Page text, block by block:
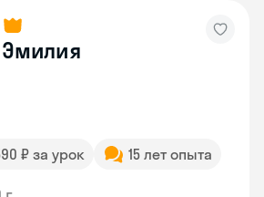
Эмилия
₽ за урок 15 лет опыта